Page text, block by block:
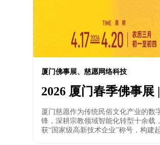
厦门佛事展、慈愿网络科技
2026 厦门春季佛事展
愿诚邀 共赴禅约
厦门慈愿作为传统民俗文化产业的数
锋，深耕宗教领域智能化转型十余载
获“国家级高新技术企业”称号，构建